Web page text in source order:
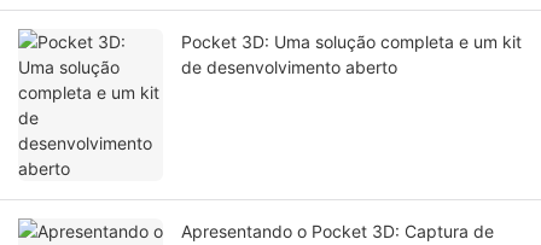
Pocket 3D: Uma solução completa e um kit
de desenvolvimento aberto
Apresentando o Pocket 3D: Captura de